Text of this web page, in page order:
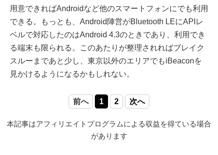
用意できればAndroidなど他のスマートフォンにでも利用
できる。もっとも、Android陣営がBluetooth LEにAPIレ
ベルで対応したのはAndroid 4.3のときであり、利用でき
る端末も限られる。このあたりが整理されればブレイク
スルーまであと少し、東京以外のエリアでもiBeaconを
見かけるようになるかもしれない。
前へ 1 2 次へ
本記事はアフィリエイトプログラムによる収益を得ている場合
があります